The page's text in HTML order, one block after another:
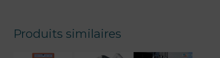
Produits similaires